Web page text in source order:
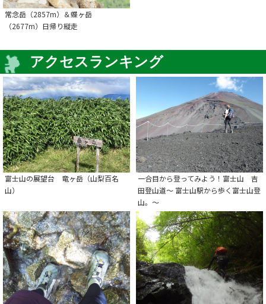
常念岳（2857m）＆蝶ヶ岳
（2677m）日帰り縦走
アクセスランキング
富士山の展望台 竜ヶ岳（山梨百名
山）
一合目から登ってみよう！富士山 吉
田登山道～ 富士山駅から歩く富士山登
山。～